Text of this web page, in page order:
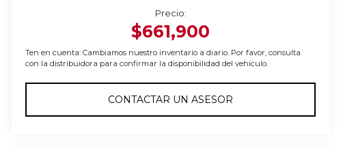
Precio:
$661,900
Ten en cuenta: Cambiamos nuestro inventario a diario. Por favor, consulta
con la distribuidora para confirmar la disponibilidad del vehículo.
CONTACTAR UN ASESOR